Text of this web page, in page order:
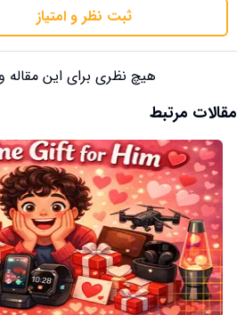
ثبت نظر و امتیاز
هیچ نظری برای این مقاله
مقالات مرتبط